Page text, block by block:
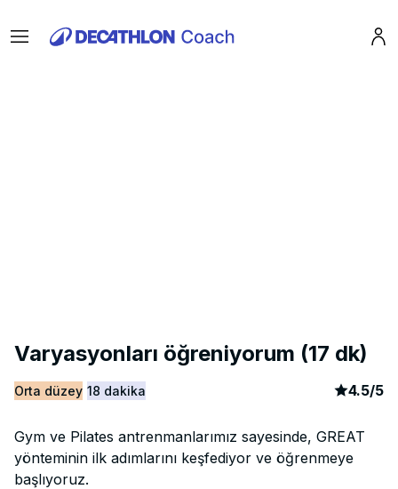
Menu
Varyasyonları öğreniyorum (17 dk)
Orta düzey 18 dakika article
4.5/5
Gym ve Pilates antrenmanlarımız sayesinde, GREAT
yönteminin ilk adımlarını keşfediyor ve öğrenmeye
başlıyoruz.